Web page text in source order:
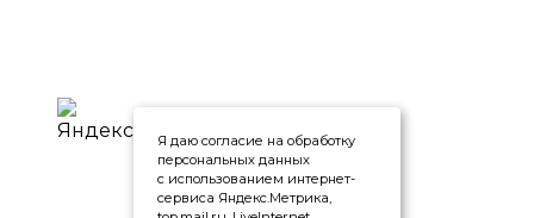
Я даю согласие на обработку
персональных данных
с использованием интернет-
сервиса Яндекс.Метрика,